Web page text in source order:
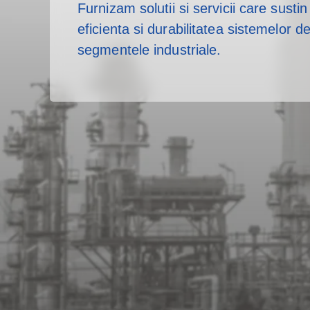
Furnizam solutii si servicii care
eficienta si durabilitatea sistemelor
segmentele industriale.
acoperirea nevoii de producere,
a energiei electrice.
Sustinem dezvoltarea centrelor
facilitatilor industriale prin intermediul
inovative.